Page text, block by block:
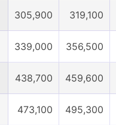
305,900 319,100
339,000 356,500
438,700 459,600
473,100 495,300